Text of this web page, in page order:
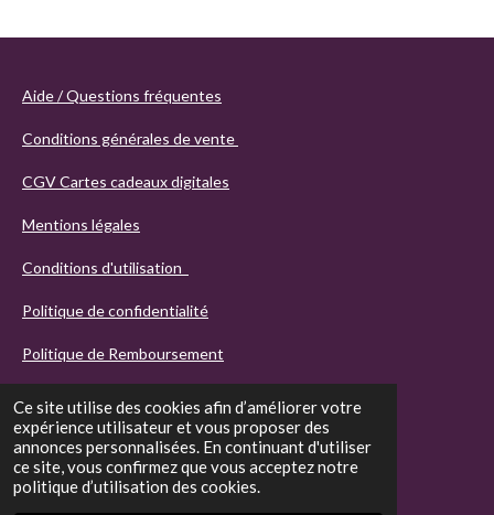
Ce site utilise des cookies afin d’améliorer votre
expérience utilisateur et vous proposer des
annonces personnalisées. En continuant d'utiliser
ce site, vous confirmez que vous acceptez notre
politique d’utilisation des cookies.
Aide / Questions fréquentes
Conditions générales de vente
CGV Cartes cadeaux digitales
Mentions légales
Conditions d'utilisation
Politique de confidentialité
Politique de Remboursement